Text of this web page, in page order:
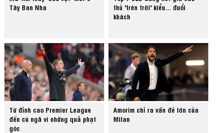
Tây Ban Nha
thủ 'trên trời' kiểu... đuổi
khách
Từ đỉnh cao Premier League
đến cú ngã vì những quả phạt
góc
Amorim chỉ ra vấn đề lớn của
Milan